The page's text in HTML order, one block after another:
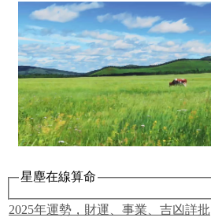
星塵在線算命
2025年運勢，財運、事業、吉凶詳批